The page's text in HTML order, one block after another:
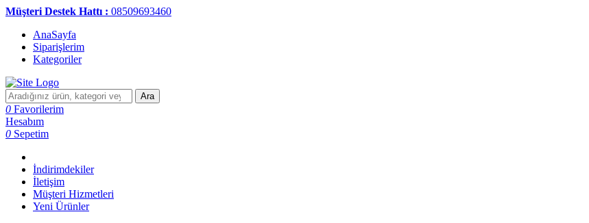
Müşteri Destek Hattı : 08509693460
AnaSayfa
Siparişlerim
Kategoriler
Ara
0 Favorilerim
Hesabım
0 Sepetim
İndirimdekiler
İletişim
Müşteri Hizmetleri
Yeni Ürünler